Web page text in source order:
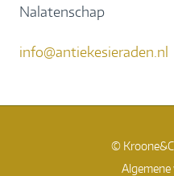
Nalatenschap
info@antiekesieraden.nl
©